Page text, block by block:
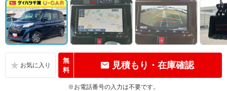
無
料
見積もり・在庫確認
※お電話番号の入力は不要です。